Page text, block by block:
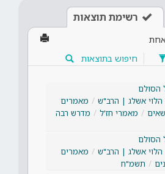
רשימת תוצאות
חיפוש בתוצאות
הסולם
הלוי אשלג | הרב"ש
מאמרים
מאמרי חז'ל
מדרש רבה
הסולם
הלוי אשלג | הרב"ש
מאמרים
תשמ"ח